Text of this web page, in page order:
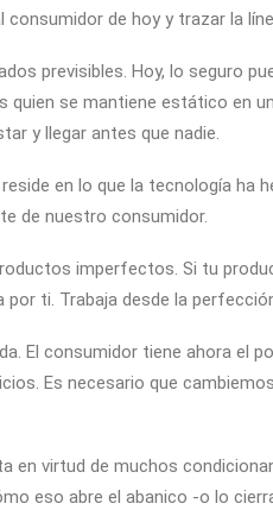
de hoy y trazar la
previsibles. Hoy, lo seguro
se mantiene estático en
y llegar antes que nadie.
en lo que la tecnología
de nuestro consumidor.
imperfectos. Si tu
ti. Trabaja desde la
El consumidor tiene ahora el
Es necesario que
en virtud de muchos
eso abre el abanico -o lo